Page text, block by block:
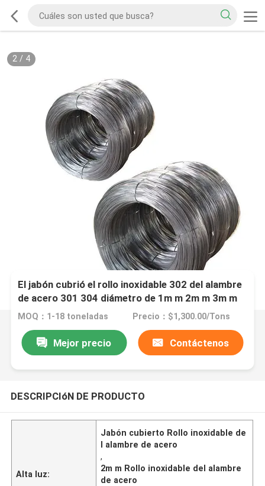
2/ 4
El jabón cubrió el rollo inoxidable 302 del alambre
de acero 301 304 diámetro de 1m m 2m m 3m m
MOQ：1-18 toneladas Precio：$1,300.00/Tons
Mejor precio Contáctenos
DESCRIPCIóN DE PRODUCTO
Alta luz:
Jabón cubierto Rollo inoxidable de
l alambre de acero
,
2m m Rollo inoxidable del alambre
de acero